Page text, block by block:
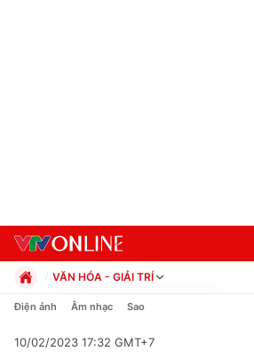
VĂN HÓA - GIẢI TRÍ
Chính trị
Pháp luật
Điện ảnh Âm nhạc Sao
10/02/2023 17:32 GMT+7